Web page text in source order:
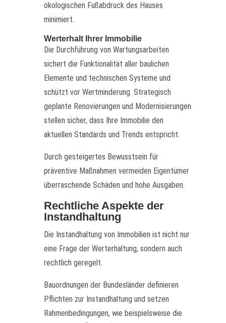
ökologischen Fußabdruck des Hauses
minimiert.
Werterhalt Ihrer Immobilie
Die Durchführung von Wartungsarbeiten
sichert die Funktionalität aller baulichen
Elemente und technischen Systeme und
schützt vor Wertminderung. Strategisch
geplante Renovierungen und Modernisierungen
stellen sicher, dass Ihre Immobilie den
aktuellen Standards und Trends entspricht.
Durch gesteigertes Bewusstsein für
präventive Maßnahmen vermeiden Eigentümer
überraschende Schäden und hohe Ausgaben.
Rechtliche Aspekte der
Instandhaltung
Die Instandhaltung von Immobilien ist nicht nur
eine Frage der Werterhaltung, sondern auch
rechtlich geregelt.
Bauordnungen der Bundesländer definieren
Pflichten zur Instandhaltung und setzen
Rahmenbedingungen, wie beispielsweise die